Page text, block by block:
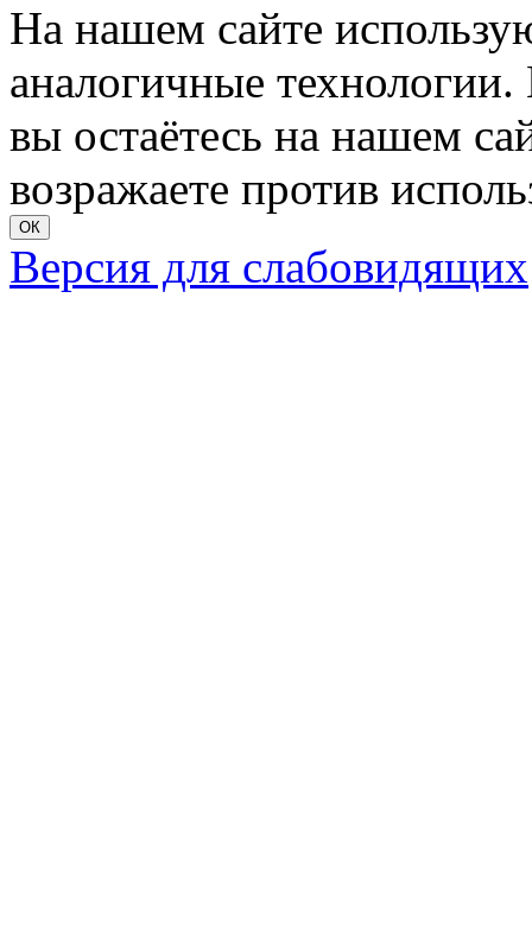
На нашем сайте
аналогичные
вы остаётесь на нашем
возражаете против
ОК
Версия для слабовидящих